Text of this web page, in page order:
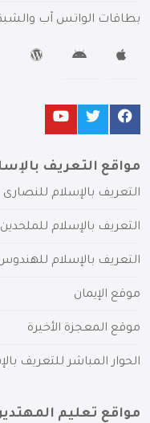
بطاقات الواتس آب
مواقع التعريف
التعريف بالإسلام للنصارى
التعريف بالإسلام للملحدين
التعريف بالإسلام
موقع الإيمان
موقع المعجزة الأخيرة
الحوار المباشر للتعريف
مواقع تعليم